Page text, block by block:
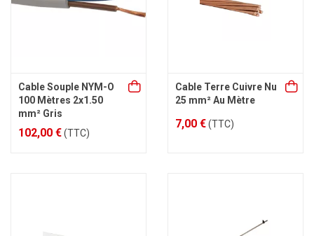
Cable Souple NYM-O
100 Mètres 2x1.50
mm² Gris
102,00 €(TTC)
Cable Terre Cuivre Nu
25 mm² Au Mètre
7,00 €(TTC)